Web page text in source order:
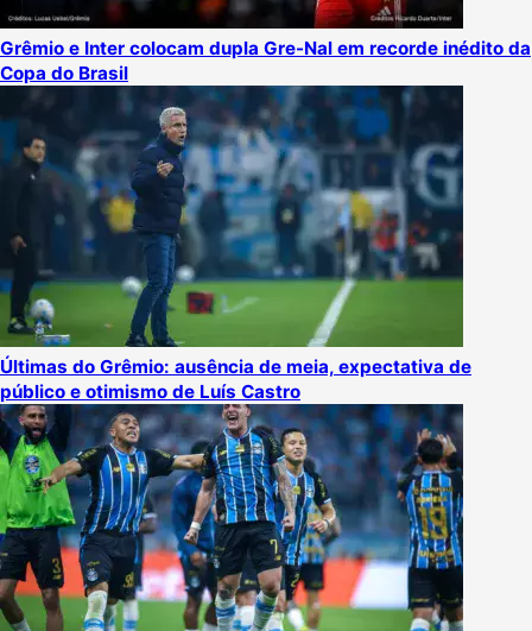
Grêmio e Inter colocam dupla Gre-Nal em recorde inédito da
Copa do Brasil
Últimas do Grêmio: ausência de meia, expectativa de
público e otimismo de Luís Castro